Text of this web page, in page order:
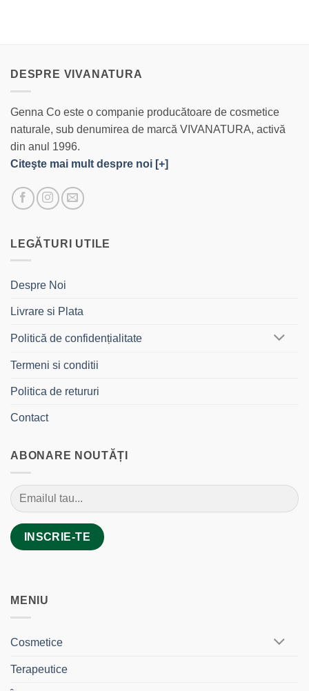
DESPRE VIVANATURA
Genna Co este o companie producătoare de cosmetice
naturale, sub denumirea de marcă VIVANATURA, activă
din anul 1996.
Citeşte mai mult despre noi [+]
LEGĂTURI UTILE
Despre Noi
Livrare si Plata
Politică de confidențialitate
Termeni si conditii
Politica de retururi
Contact
ABONARE NOUTĂȚI
MENIU
Cosmetice
Terapeutice